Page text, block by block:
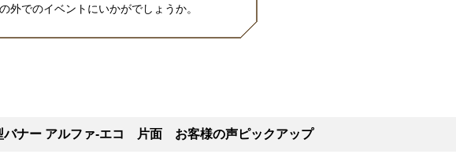
外でのイベントにいかがでしょうか。
バナー アルファ-エコ 片面 お客様の声ピックアップ